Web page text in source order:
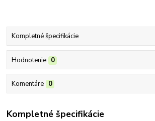
Kompletné špecifikácie
Hodnotenie 0
Komentáre 0
Kompletné špecifikácie